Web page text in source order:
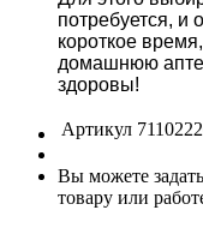
потребуется, и
короткое
домашнюю
здоровы!
Артикул
Вы можете
товару или